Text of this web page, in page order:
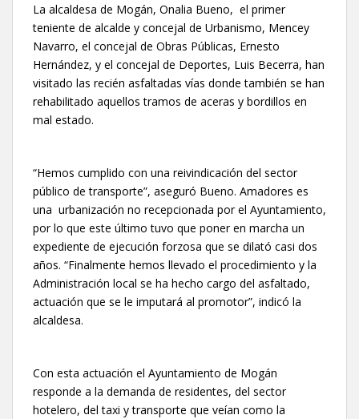
La alcaldesa de Mogán, Onalia Bueno, el primer
teniente de alcalde y concejal de Urbanismo, Mencey
Navarro, el concejal de Obras Públicas, Ernesto
Hernández, y el concejal de Deportes, Luis Becerra, han
visitado las recién asfaltadas vías donde también se han
rehabilitado aquellos tramos de aceras y bordillos en
mal estado.
“Hemos cumplido con una reivindicación del sector
público de transporte”, aseguró Bueno. Amadores es
una urbanización no recepcionada por el Ayuntamiento,
por lo que este último tuvo que poner en marcha un
expediente de ejecución forzosa que se dilató casi dos
años. “Finalmente hemos llevado el procedimiento y la
Administración local se ha hecho cargo del asfaltado,
actuación que se le imputará al promotor”, indicó la
alcaldesa.
Con esta actuación el Ayuntamiento de Mogán
responde a la demanda de residentes, del sector
hotelero, del taxi y transporte que veían como la